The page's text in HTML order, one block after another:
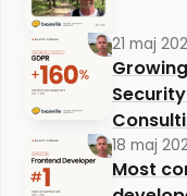
21 maj
18 maj
Most